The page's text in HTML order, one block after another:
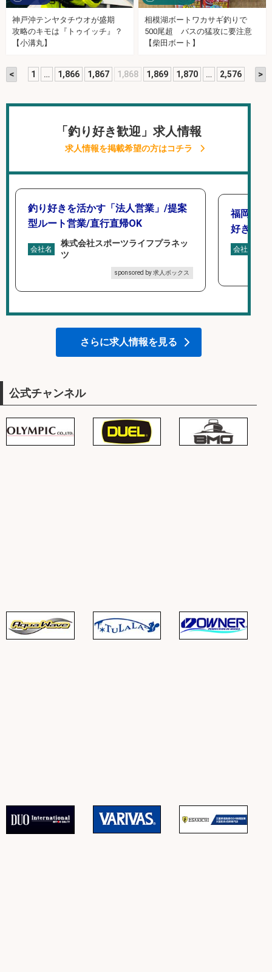
神戸沖テンヤタチウオが盛期
攻略のキモは『トゥイッチ』？
【小溝丸】
相模湖ボートワカサギ釣りで
500尾超 バスの猛攻に要注意
【柴田ボート】
< 1 … 1,866 1,867 1,868 1,869 1,870 … 2,576 >
「釣り好き歓迎」求人情報
求人情報を掲載希望の方はコチラ
釣り好きを活かす「法人営業」/提案
型ルート営業/直行直帰OK
会社名
株式会社スポーツライフプラネッ
ツ
sponsored by 求人ボックス
福岡/未
好き歓
会社名
さらに求人情報を見る
公式チャンネル